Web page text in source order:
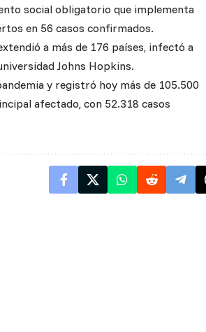
social obligatorio que implementa
en 56 casos confirmados.
a más de 176 países, infectó a
Johns Hopkins.
y registró hoy más de 105.500
afectado, con 52.318 casos